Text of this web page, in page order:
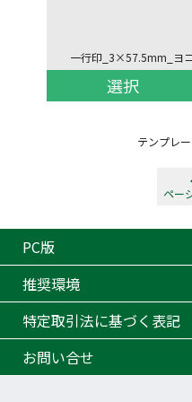
一行印_3×57.5mm_ヨ
選択
テンプレー
ペー
PC版
推奨環境
特定取引法に基づく表記
お問い合せ